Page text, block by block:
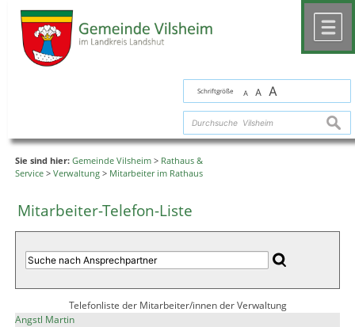
Schriftgröße A A A
Sie sind hier: Gemeinde Vilsheim > Rathaus &
Service > Verwaltung > Mitarbeiter im Rathaus
Mitarbeiter-Telefon-Liste
Telefonliste der Mitarbeiter/innen der Verwaltung
Angstl Martin